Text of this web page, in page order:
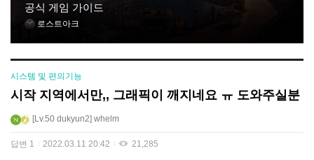
공식 게임 가이드
로스트아크
시스템 및 편의기능
시작 지역에서만,, 그래픽이 깨지네요 ㅠ 도와주실분
Lv.50 dukyun2 whelm
답변 1 2022.03.11 20:42 21,285